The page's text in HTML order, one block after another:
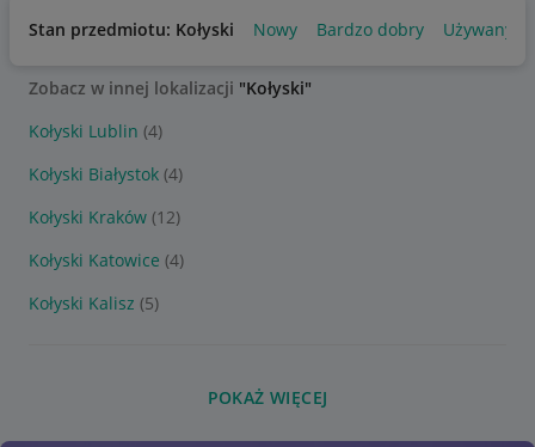
Stan przedmiotu: Kołyski Nowy Bardzo dobry Używany
Zobacz w innej lokalizacji "Kołyski"
Kołyski Lublin (4)
Kołyski Białystok (4)
Kołyski Kraków (12)
Kołyski Katowice (4)
Kołyski Kalisz (5)
POKAŻ WIĘCEJ